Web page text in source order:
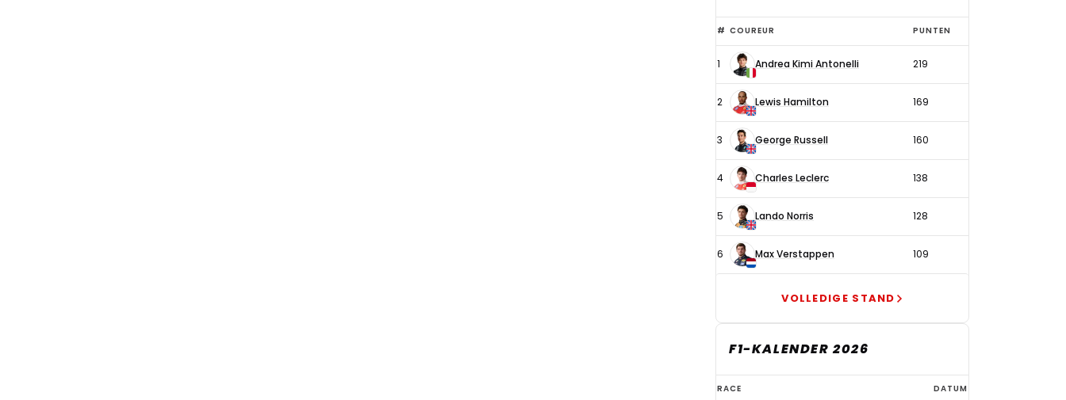
Top
6
coureurs
# COUREUR PUNTEN
1 Andrea Kimi Antonelli 219
2 Lewis Hamilton 169
3 George Russell 160
4 Charles Leclerc 138
5 Lando Norris 128
6 Max Verstappen 109
VOLLEDIGE STAND
F1-KALENDER 2026
F1-
RACE DATUM